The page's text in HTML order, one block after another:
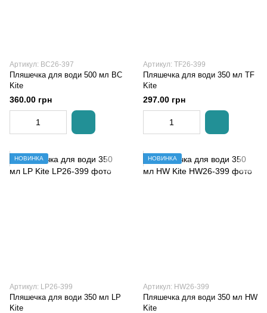
Артикул: BC26-397
Пляшечка для води 500 мл BC
Kite
360.00 грн
Артикул: TF26-399
Пляшечка для води 350 мл TF
Kite
297.00 грн
НОВИНКА
Артикул: LP26-399
Пляшечка для води 350 мл LP
Kite
НОВИНКА
Артикул: HW26-399
Пляшечка для води 350 мл HW
Kite